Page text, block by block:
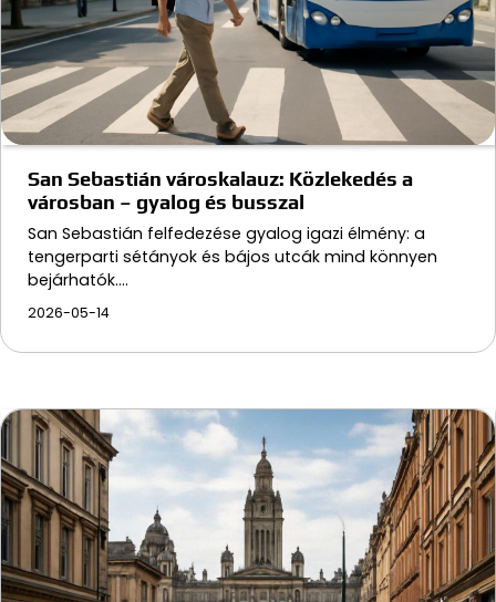
San Sebastián városkalauz: Közlekedés a
városban – gyalog és busszal
San Sebastián felfedezése gyalog igazi élmény: a
tengerparti sétányok és bájos utcák mind könnyen
bejárhatók.…
2026-05-14